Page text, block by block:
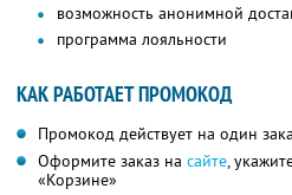
возможность анонимной
программа лояльности
КАК РАБОТАЕТ ПРОМОКОД
Промокод действует на один
Оформите заказ на сайте,
«Корзине»